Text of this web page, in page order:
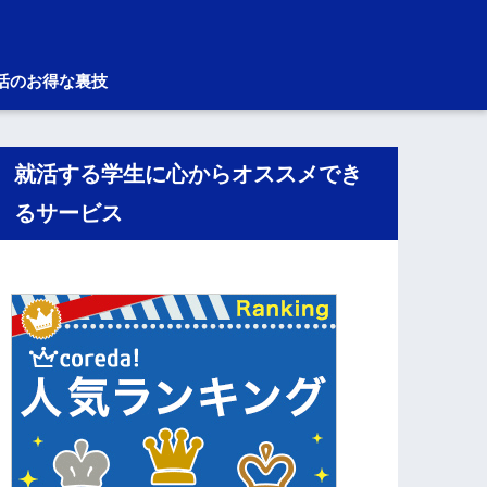
のお得な裏技
就活する学生に心からオススメでき
るサービス